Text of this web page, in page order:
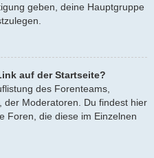
geben, deine Hauptgruppe
auf der Startseite?
des Forenteams,
der Moderatoren. Du findest hier
Foren, die diese im Einzelnen